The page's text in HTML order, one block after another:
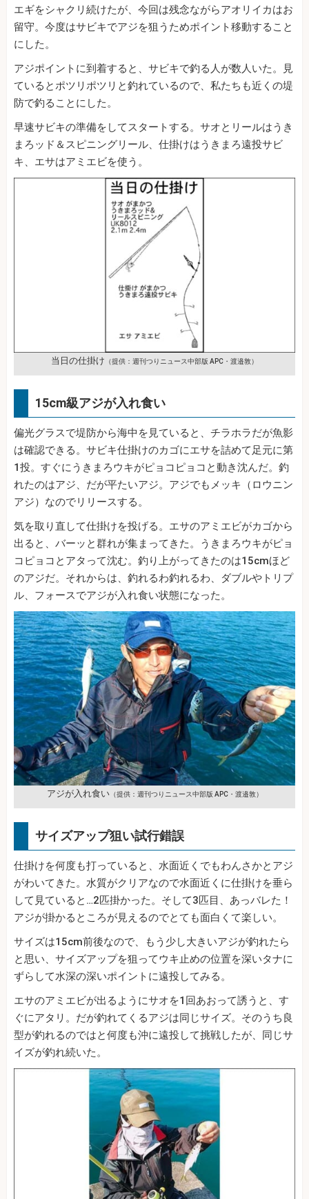
エギをシャクリ続けたが、今回は残念ながらアオリイカはお
留守。今度はサビキでアジを狙うためポイント移動すること
にした。
アジポイントに到着すると、サビキで釣る人が数人いた。見
ているとポツリポツリと釣れているので、私たちも近くの堤
防で釣ることにした。
早速サビキの準備をしてスタートする。サオとリールはうき
まろッド＆スピニングリール、仕掛けはうきまろ遠投サビ
キ、エサはアミエビを使う。
当日の仕掛け （提供：週刊つりニュース中部版 APC・渡邉敦）
15cm級アジが入れ食い
偏光グラスで堤防から海中を見ていると、チラホラだが魚影
は確認できる。サビキ仕掛けのカゴにエサを詰めて足元に第
1投。すぐにうきまろウキがピョコピョコと動き沈んだ。釣
れたのはアジ、だが平たいアジ。アジでもメッキ（ロウニン
アジ）なのでリリースする。
気を取り直して仕掛けを投げる。エサのアミエビがカゴから
出ると、バーッと群れが集まってきた。うきまろウキがピョ
コピョコとアタって沈む。釣り上がってきたのは15cmほど
のアジだ。それからは、釣れるわ釣れるわ、ダブルやトリプ
ル、フォースでアジが入れ食い状態になった。
アジが入れ食い（提供：週刊つりニュース中部版 APC・渡邉敦）
サイズアップ狙い試行錯誤
仕掛けを何度も打っていると、水面近くでもわんさかとアジ
がわいてきた。水質がクリアなので水面近くに仕掛けを垂ら
して見ていると…2匹掛かった。そして3匹目、あっバレた！
アジが掛かるところが見えるのでとても面白くて楽しい。
サイズは15cm前後なので、もう少し大きいアジが釣れたら
と思い、サイズアップを狙ってウキ止めの位置を深いタナに
ずらして水深の深いポイントに遠投してみる。
エサのアミエビが出るようにサオを1回あおって誘うと、す
ぐにアタリ。だが釣れてくるアジは同じサイズ。そのうち良
型が釣れるのではと何度も沖に遠投して挑戦したが、同じサ
イズが釣れ続いた。